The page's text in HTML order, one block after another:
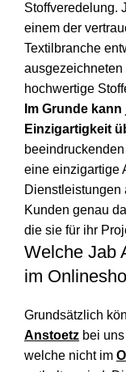
Stoffveredelung.
einem der
Textilbranche
hochwertige
Im Grunde
Einzigartigkeit
eine einzigartige
Dienstleistungen
Kunden genau
die sie für ihr
Welche Jab
im
Grundsätzlich
Anstoetz bei
welche nicht im